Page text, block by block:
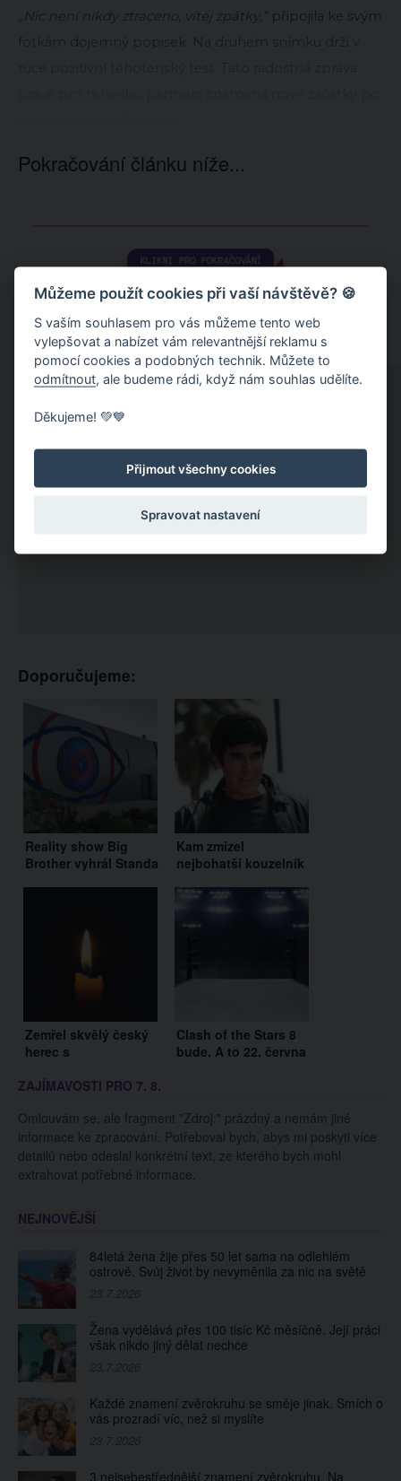
„Nic není nikdy ztraceno, vítej zpátky,“ připojila ke svým
Pokračování článku níže...
Doporučujeme:
Reality show Big
Brother vyhrál Standa
Kam zmizel
nejbohatší kouzelník
Copperfield se stáhl
do ústraní
Zemřel skvělý český
herec s
hlasem. Měl 87 let
Clash of the Stars 8
bude. A to 22. června
ZAJÍMAVOSTI PRO 7. 8.
Omlouvám se, ale fragment "Zdroj:" prázdný a nemám jiné
informace ke zpracování. Potřeboval bych, abys mi poskytl více
detailů nebo odeslal konkrétní text, ze kterého bych mohl
extrahovat potřebné informace.
NEJNOVĚJŠÍ
84letá žena žije přes 50 let sama na odlehlém
ostrově. Svůj život by nevyměnila za nic na světě
Žena vydělává přes 100 tisíc Kč měsíčně. Její práci
však nikdo jiný dělat nechce
Každé znamení zvěrokruhu se směje jinak. Smích o
vás prozradí víc, než si myslíte
3 nejsebestřednější znamení zvěrokruhu. Na
Můžeme použít cookies při vaší návštěvě? 🍪
S vaším souhlasem pro vás můžeme tento web
vylepšovat a nabízet vám relevantnější reklamu s
pomocí cookies a podobných technik. Můžete to
odmítnout, ale budeme rádi, když nám souhlas udělíte.
Děkujeme! 💚💙
Přijmout všechny cookies
Spravovat nastavení